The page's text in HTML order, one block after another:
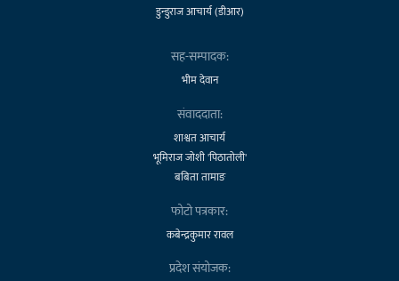
डुन्डुराज आचार्य (डीआर)
सह-सम्पादक:
भीम देवान
संवाददाता:
शाश्वत आचार्य
भूमिराज जोशी 'पिठातोली'
बबिता तामाङ
फोटो पत्रकार:
कबेन्द्रकुमार रावल
प्रदेश संयोजक: